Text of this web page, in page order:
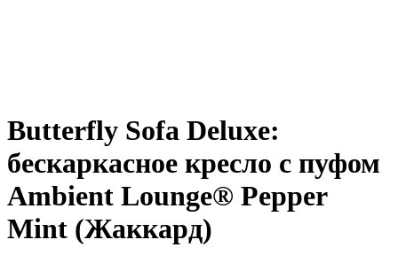
Butterfly Sofa Deluxe:
бескаркасное кресло с пуфом
Ambient Lounge® Pepper
Mint (Жаккард)